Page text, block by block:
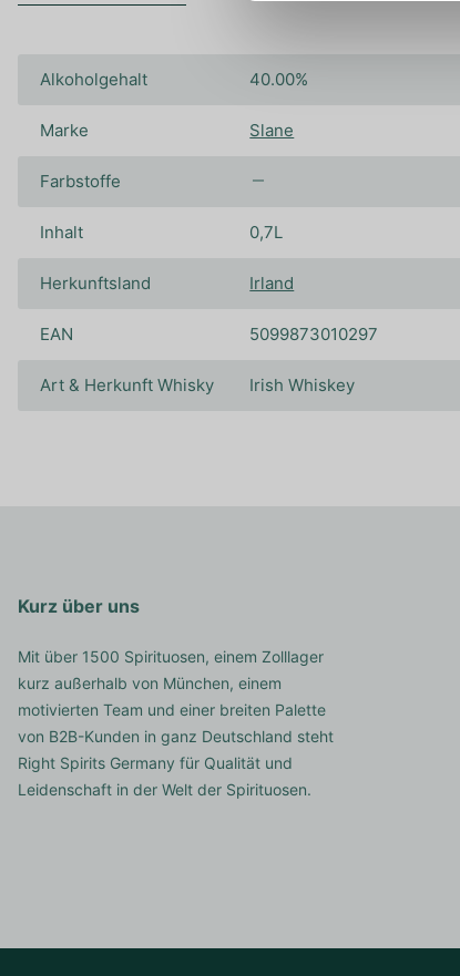
Alkoholgehalt 40.00%
Marke Slane
Farbstoffe
Inhalt 0,7L
Herkunftsland Irland
EAN 5099873010297
Art & Herkunft Whisky Irish Whiskey
Kurz über uns
Mit über 1500 Spirituosen, einem Zolllager
kurz außerhalb von München, einem
motivierten Team und einer breiten Palette
von B2B-Kunden in ganz Deutschland steht
Right Spirits Germany für Qualität und
Leidenschaft in der Welt der Spirituosen.